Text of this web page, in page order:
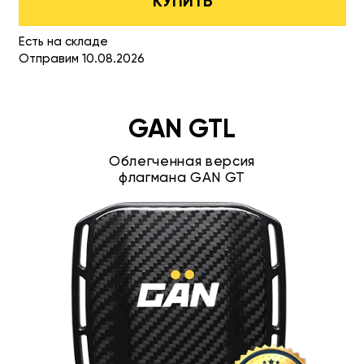
Есть на складе
Отправим 10.08.2026
GAN GTL
Облегченная версия
флагмана GAN GT